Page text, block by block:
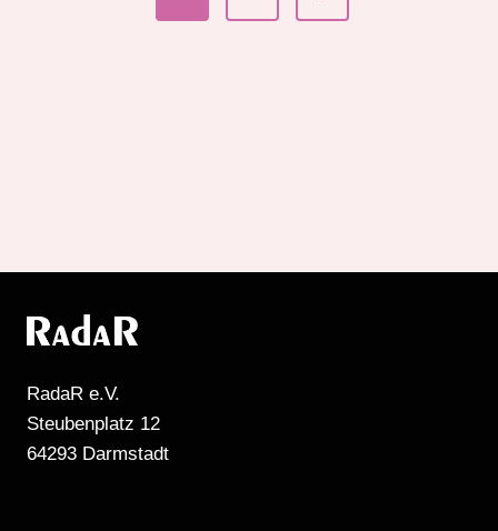
Page
RadaR e.V.
Steubenplatz 12
64293 Darmstadt